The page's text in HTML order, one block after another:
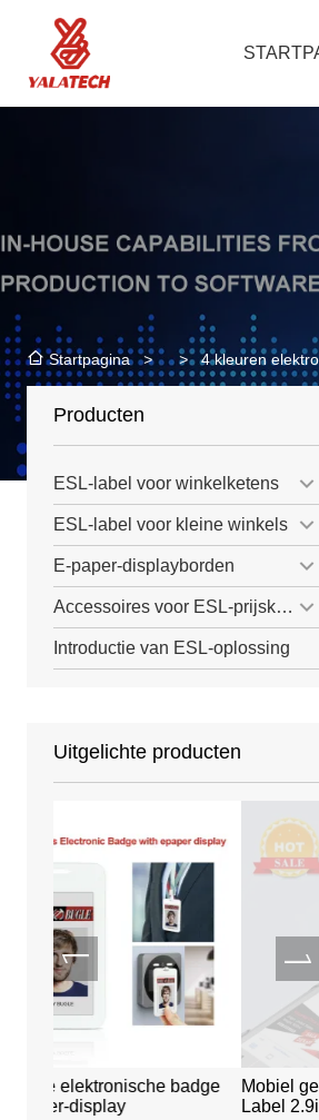
Startpagina > > 4 kleuren
Producten
ESL-label voor winkelketens
ESL-label voor kleine winkels
E-paper-displayborden
Accessoires voor ESL-prijskaartjes
Introductie van ESL-oplossing
Uitgelichte producten
badge
Mobiel gestuurd E-ink Digital
Label 2.9inch